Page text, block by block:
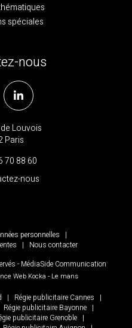
spéciales
nous
Louvois
Paris
70 88 60
nous
personnelles |
|
Nous contacter
- MédiaSide Communication
Web Kocka - Le mans
| Régie publicitaire Cannes |
Régie publicitaire Bayonne|
publicitaire Grenoble|